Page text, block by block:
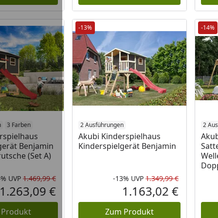
3 Farben
Benjamin
(Set A)
Rabatt in Prozent
Ursprünglicher Preis
UVP 1.469,99 €
Aktueller Preis
1.263,09 €
-13%
2 Ausführungen
Akubi Kinderspielhaus
Kinderspielgerät Benjamin
Rabatt in
-13% UVP 1.349,99 €
Aktueller
1.163,02 €
Zum Produkt
-14%
2